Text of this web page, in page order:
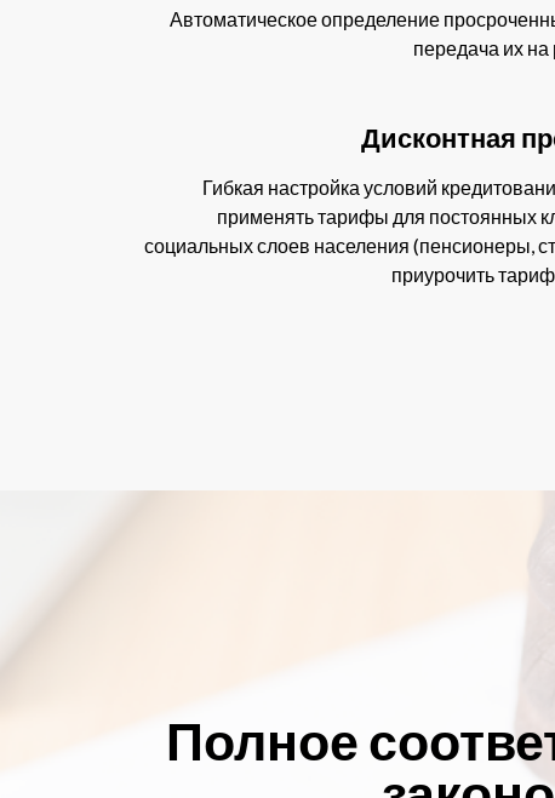
Автоматическое определение
передача их
Дисконтная
Гибкая настройка условий
применять тарифы для постоянных
социальных слоев населения (пенсионеры,
приурочить
Полное